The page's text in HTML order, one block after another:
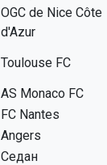
OGC de Nice Côte
d'Azur
Toulouse FC
AS Monaco FC
FC Nantes
Angers
Седан